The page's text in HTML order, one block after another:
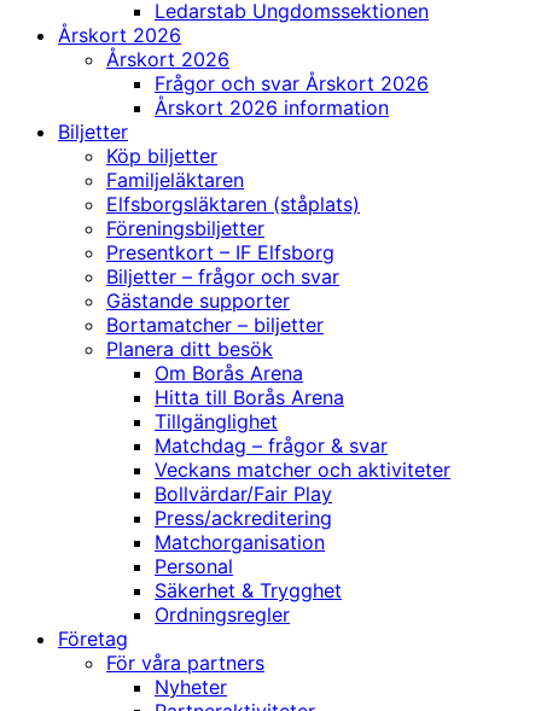
Ledarstab Ungdomssektionen
Årskort 2026
Årskort 2026
Frågor och svar Årskort 2026
Årskort 2026 information
Biljetter
Köp biljetter
Familjeläktaren
Elfsborgsläktaren (ståplats)
Föreningsbiljetter
Presentkort – IF Elfsborg
Biljetter – frågor och svar
Gästande supporter
Bortamatcher – biljetter
Planera ditt besök
Om Borås Arena
Hitta till Borås Arena
Tillgänglighet
Matchdag – frågor & svar
Veckans matcher och aktiviteter
Bollvärdar/Fair Play
Press/ackreditering
Matchorganisation
Personal
Säkerhet & Trygghet
Ordningsregler
Företag
För våra partners
Nyheter